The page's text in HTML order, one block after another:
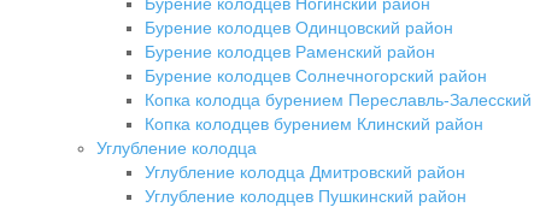
Бурение колодцев Одинцовский район
Бурение колодцев Раменский район
Бурение колодцев Солнечногорский район
Копка колодца бурением Переславль-Залесский
Копка колодцев бурением Клинский район
Углубление колодца
Углубление колодца Дмитровский район
Углубление колодцев Пушкинский район